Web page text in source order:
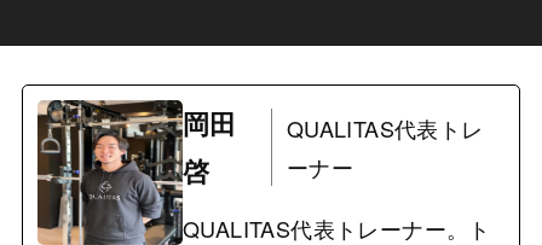
岡田
啓
QUALITAS代表トレ
ーナー
QUALITAS代表トレーナー。ト